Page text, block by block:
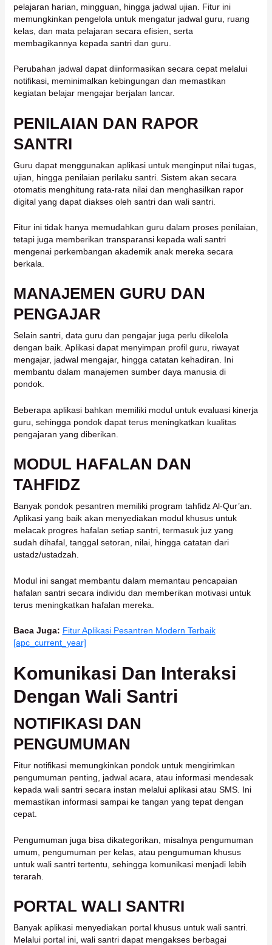
pelajaran harian, mingguan, hingga jadwal ujian. Fitur ini
memungkinkan pengelola untuk mengatur jadwal guru, ruang
kelas, dan mata pelajaran secara efisien, serta
membagikannya kepada santri dan guru.
Perubahan jadwal dapat diinformasikan secara cepat melalui
notifikasi, meminimalkan kebingungan dan memastikan
kegiatan belajar mengajar berjalan lancar.
PENILAIAN DAN RAPOR
SANTRI
Guru dapat menggunakan aplikasi untuk menginput nilai tugas,
ujian, hingga penilaian perilaku santri. Sistem akan secara
otomatis menghitung rata-rata nilai dan menghasilkan rapor
digital yang dapat diakses oleh santri dan wali santri.
Fitur ini tidak hanya memudahkan guru dalam proses penilaian,
tetapi juga memberikan transparansi kepada wali santri
mengenai perkembangan akademik anak mereka secara
berkala.
MANAJEMEN GURU DAN
PENGAJAR
Selain santri, data guru dan pengajar juga perlu dikelola
dengan baik. Aplikasi dapat menyimpan profil guru, riwayat
mengajar, jadwal mengajar, hingga catatan kehadiran. Ini
membantu dalam manajemen sumber daya manusia di
pondok.
Beberapa aplikasi bahkan memiliki modul untuk evaluasi kinerja
guru, sehingga pondok dapat terus meningkatkan kualitas
pengajaran yang diberikan.
MODUL HAFALAN DAN
TAHFIDZ
Banyak pondok pesantren memiliki program tahfidz Al-Qur’an.
Aplikasi yang baik akan menyediakan modul khusus untuk
melacak progres hafalan setiap santri, termasuk juz yang
sudah dihafal, tanggal setoran, nilai, hingga catatan dari
ustadz/ustadzah.
Modul ini sangat membantu dalam memantau pencapaian
hafalan santri secara individu dan memberikan motivasi untuk
terus meningkatkan hafalan mereka.
Baca Juga: Fitur Aplikasi Pesantren Modern Terbaik
[apc_current_year]
Komunikasi Dan Interaksi
Dengan Wali Santri
NOTIFIKASI DAN
PENGUMUMAN
Fitur notifikasi memungkinkan pondok untuk mengirimkan
pengumuman penting, jadwal acara, atau informasi mendesak
kepada wali santri secara instan melalui aplikasi atau SMS. Ini
memastikan informasi sampai ke tangan yang tepat dengan
cepat.
Pengumuman juga bisa dikategorikan, misalnya pengumuman
umum, pengumuman per kelas, atau pengumuman khusus
untuk wali santri tertentu, sehingga komunikasi menjadi lebih
terarah.
PORTAL WALI SANTRI
Banyak aplikasi menyediakan portal khusus untuk wali santri.
Melalui portal ini, wali santri dapat mengakses berbagai